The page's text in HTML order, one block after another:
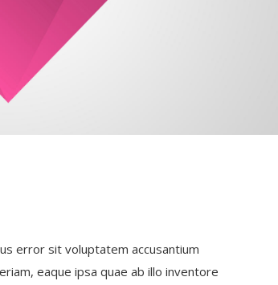
error sit voluptatem accusantium
eaque ipsa quae ab illo inventore